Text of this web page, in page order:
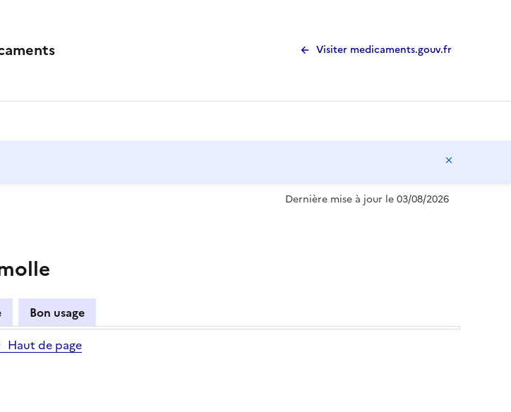
Visiter medicaments.gouv.fr
Dernière mise à jour le 03/08/2026
Bon usage
Haut de page